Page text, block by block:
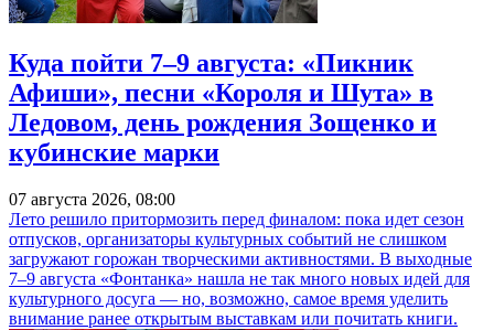
Куда пойти 7–9 августа: «Пикник
Афиши», песни «Короля и Шута» в
Ледовом, день рождения Зощенко и
кубинские марки
07 августа 2026, 08:00
Лето решило притормозить перед финалом: пока идет сезон
отпусков, организаторы культурных событий не слишком
загружают горожан творческими активностями. В выходные
7–9 августа «Фонтанка» нашла не так много новых идей для
культурного досуга — но, возможно, самое время уделить
внимание ранее открытым выставкам или почитать книги.